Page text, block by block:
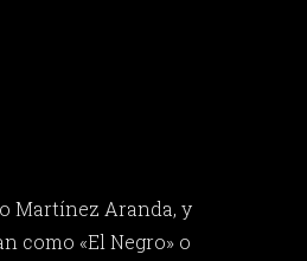
Martínez Aranda, y
como «El Negro» o